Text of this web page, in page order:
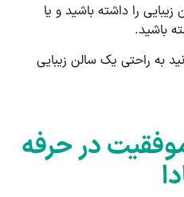
زیبایی را داشته باشید و یا
باشید.
به راحتی یک سالن زیبایی
در حرفه